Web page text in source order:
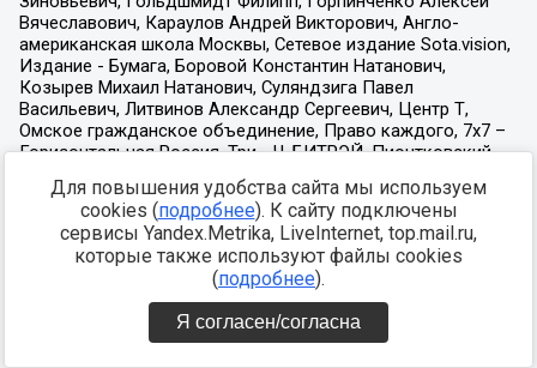
Для повышения удобства сайта мы используем
cookies (подробнее). К сайту подключены
сервисы Yandex.Metrika, LiveInternet, top.mail.ru,
которые также используют файлы cookies
(подробнее).
Я согласен/согласна